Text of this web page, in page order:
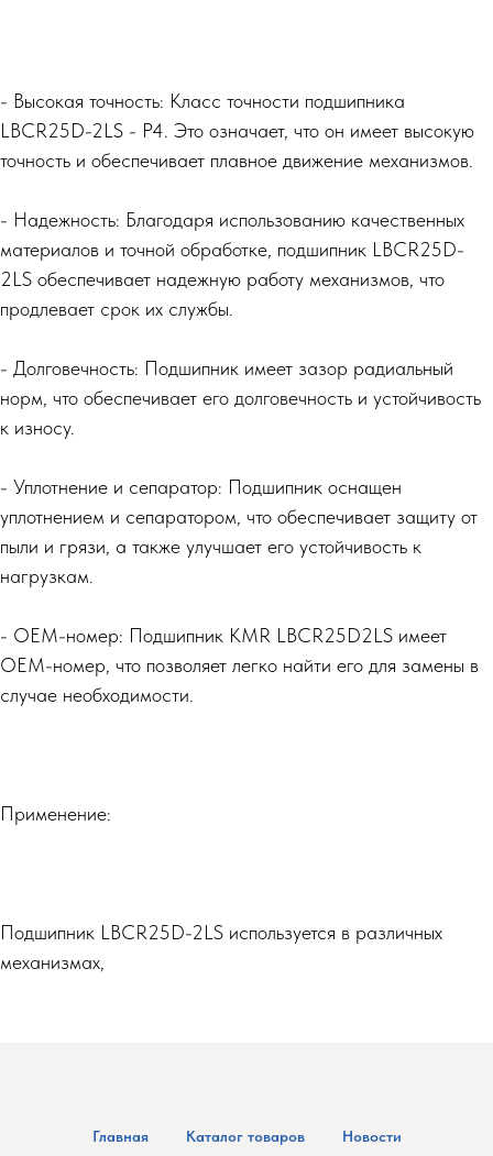
- Высокая точность: Класс точности подшипника
LBCR25D-2LS - P4. Это означает, что он имеет высокую
точность и обеспечивает плавное движение механизмов.
- Надежность: Благодаря использованию качественных
материалов и точной обработке, подшипник LBCR25D-
2LS обеспечивает надежную работу механизмов, что
продлевает срок их службы.
- Долговечность: Подшипник имеет зазор радиальный
норм, что обеспечивает его долговечность и устойчивость
к износу.
- Уплотнение и сепаратор: Подшипник оснащен
уплотнением и сепаратором, что обеспечивает защиту от
пыли и грязи, а также улучшает его устойчивость к
нагрузкам.
- OEM-номер: Подшипник KMR LBCR25D2LS имеет
OEM-номер, что позволяет легко найти его для замены в
случае необходимости.
Применение:
Подшипник LBCR25D-2LS используется в различных
механизмах,
Главная Каталог товаров Новости